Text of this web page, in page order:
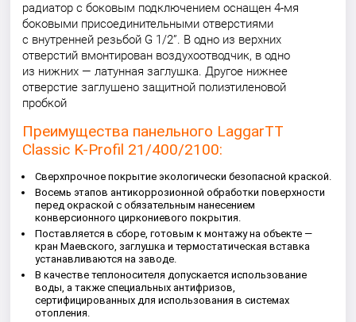
радиатор с боковым подключением оснащен 4-мя
боковыми присоединительными отверстиями
с внутренней резьбой G 1/2”. В одно из верхних
отверстий вмонтирован воздухоотводчик, в одно
из нижних — латунная заглушка. Другое нижнее
отверстие заглушено защитной полиэтиленовой
пробкой
Преимущества панельного LaggarTT
Classic K-Profil 21/400/2100:
Сверхпрочное покрытие экологически безопасной краской.
Восемь этапов антикоррозионной обработки поверхности
перед окраской с обязательным нанесением
конверсионного циркониевого покрытия.
Поставляется в сборе, готовым к монтажу на объекте —
кран Маевского, заглушка и термостатическая вставка
устанавливаются на заводе.
В качестве теплоносителя допускается использование
воды, а также специальных антифризов,
сертифицированных для использования в системах
отопления.